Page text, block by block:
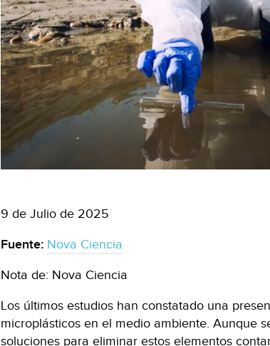
9 de Julio de 2025
Fuente: Nova Ciencia
Nota de: Nova Ciencia
Los últimos estudios han constatado una
microplásticos en el medio ambiente. Aunque
soluciones para eliminar estos elementos